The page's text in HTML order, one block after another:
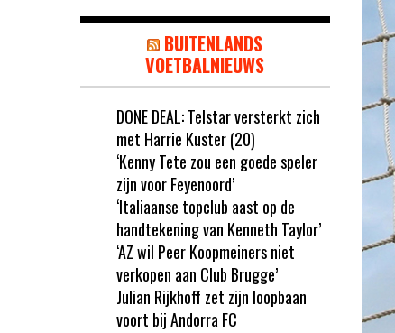
BUITENLANDS
VOETBALNIEUWS
DONE DEAL: Telstar versterkt zich
met Harrie Kuster (20)
‘Kenny Tete zou een goede speler
zijn voor Feyenoord’
‘Italiaanse topclub aast op de
handtekening van Kenneth Taylor’
‘AZ wil Peer Koopmeiners niet
verkopen aan Club Brugge’
Julian Rijkhoff zet zijn loopbaan
voort bij Andorra FC